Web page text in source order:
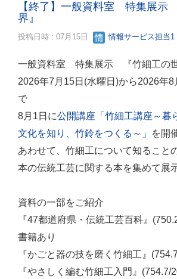
【終了】一般資料室 特集展示
界』
投稿日時 : 07月15日 情報サービス担当1
一般資料室 特集展示 『竹細工の世
2026年7月15日(水曜日)から2026年8
で
8月1日に公開講座「竹細工講座～暮
文化を知り、竹鈴をつくる～」
を開
あわせて、竹細工について知ること
本の伝統工芸に関する本を集めて展
資料の一部をご紹介
『47都道府県・伝統工芸百科』
書籍あり
『かごと器の技を磨く竹細工』
『やさしく編む竹細工入門』